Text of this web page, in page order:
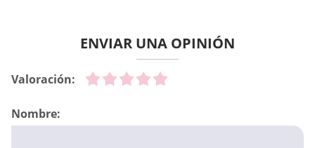
ENVIAR UNA OPINIÓN
Valoración:
Nombre: